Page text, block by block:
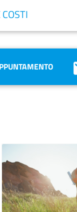
rivolte alle imprese
interesse grazie ad
TUA attività.